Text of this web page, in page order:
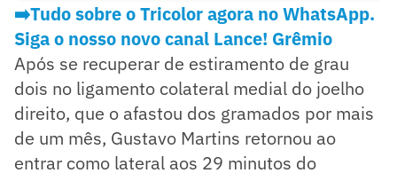
➡️Tudo sobre o Tricolor agora no WhatsApp.
Siga o nosso novo canal Lance! Grêmio
Após se recuperar de estiramento de grau
dois no ligamento colateral medial do joelho
direito, que o afastou dos gramados por mais
de um mês, Gustavo Martins retornou ao
entrar como lateral aos 29 minutos do